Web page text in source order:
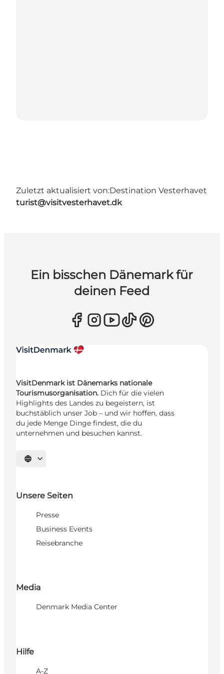
Zuletzt aktualisiert von:Destination Vesterhavet
turist@visitvesterhavet.dk
Ein bisschen Dänemark für
deinen Feed
VisitDenmark ist Dänemarks nationale
Tourismusorganisation. Dich für die vielen
Highlights des Landes zu begeistern, ist
buchstäblich unser Job – und wir hoffen, dass
du jede Menge Dinge findest, die du
unternehmen und besuchen kannst.
Sprache auswählen
Unsere Seiten
Presse
Business Events
Reisebranche
Media
Denmark Media Center
Hilfe
A-Z